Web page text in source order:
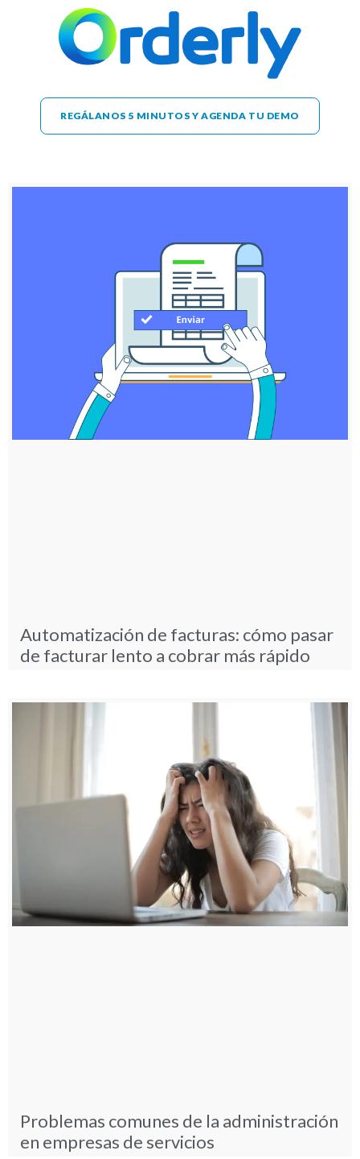
REGÁLANOS 5 MINUTOS Y AGENDA TU DEMO
Automatización de facturas: cómo pasar
de facturar lento a cobrar más rápido
Problemas comunes de la administración
en empresas de servicios